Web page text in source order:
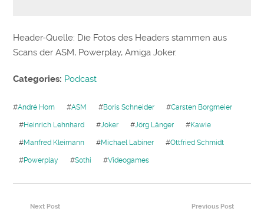
Header-Quelle: Die Fotos des Headers stammen aus
Scans der ASM, Powerplay, Amiga Joker.
Categories: Podcast
#André Horn #ASM #Boris Schneider #Carsten Borgmeier
#Heinrich Lehnhard #Joker #Jörg Länger #Kawie
#Manfred Kleimann #Michael Labiner #Ottfried Schmidt
#Powerplay #Sothi #Videogames
Previous Post
Next Post